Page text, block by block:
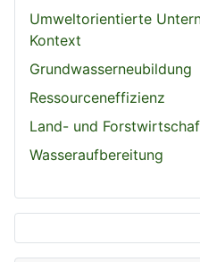
Umweltorientierte
Kontext
Grundwasserneubildung
Ressourceneffizienz
Land- und
Wasseraufbereitung